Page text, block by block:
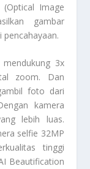
Image
gambar
3x
zoom. Dan
foto dari
kamera
lebih luas.
selfie 32MP
tinggi
Beautification